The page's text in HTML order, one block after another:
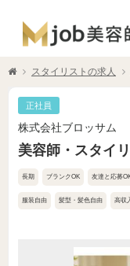
スタイリストの求人
正社員
株式会社ブロッサム
美容師・スタイ
長期 ブランクOK 友達と応募
服装自由 髪型・髪色自由 高収